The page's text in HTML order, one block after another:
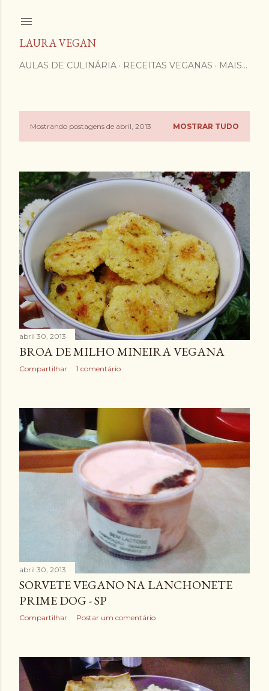
LAURA VEGAN
AULAS DE CULINÁRIA RECEITAS VEGANAS MAIS…
P
s
t
a
g
e
n
s
Mostrando postagens de abril, 2013 MOSTRAR TUDO
abril 30, 2013
BROA DE MILHO MINEIRA VEGANA
Compartilhar 1 comentário
abril 30, 2013
SORVETE VEGANO NA LANCHONETE
PRIME DOG - SP
Compartilhar Postar um comentário